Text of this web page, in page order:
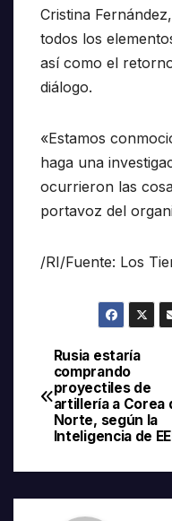
Cristina
todos los
así como el
diálogo.
«Estamos
haga una
ocurrieron las
portavoz del
/RI/Fuente: Los
de
entradas
Rusia estaría
comprando
proyectiles de
artillería a Corea
Norte, según la
Inteligencia de